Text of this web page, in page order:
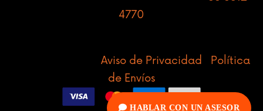
HABLAR CON UN ASESOR
4770
Aviso de Privacidad
Política
de Envíos